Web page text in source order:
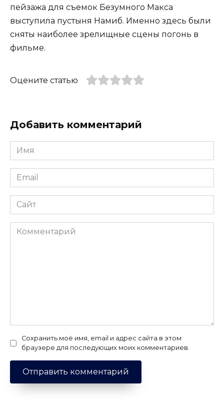
пейзажа для съемок Безумного Макса
выступила пустыня Намиб. Именно здесь были
сняты наиболее зрелищные сцены погонь в
фильме.
Оцените статью
Добавить комментарий
Имя
*
Email
*
Сайт
Комментарий
Сохранить моё имя, email и адрес сайта в этом
браузере для последующих моих комментариев.